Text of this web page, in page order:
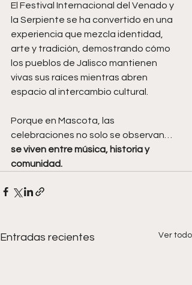
El Festival Internacional del Venado y
la Serpiente se ha convertido en una
experiencia que mezcla identidad,
arte y tradición, demostrando cómo
los pueblos de Jalisco mantienen
vivas sus raíces mientras abren
espacio al intercambio cultural.
Porque en Mascota, las
celebraciones no solo se observan…
se viven entre música, historia y
comunidad.
Entradas recientes Ver todo